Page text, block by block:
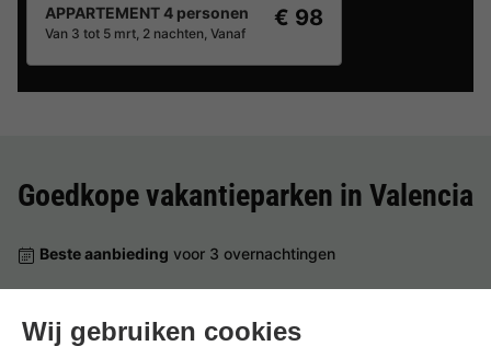
APPARTEMENT 4 personen
Van 3 tot 5 mrt, 2 nachten, Vanaf
€ 98
Goedkope vakantieparken in Valencia
Beste aanbieding voor 3 overnachtingen
Dormio Resort Costa Blanca Beach & Spa